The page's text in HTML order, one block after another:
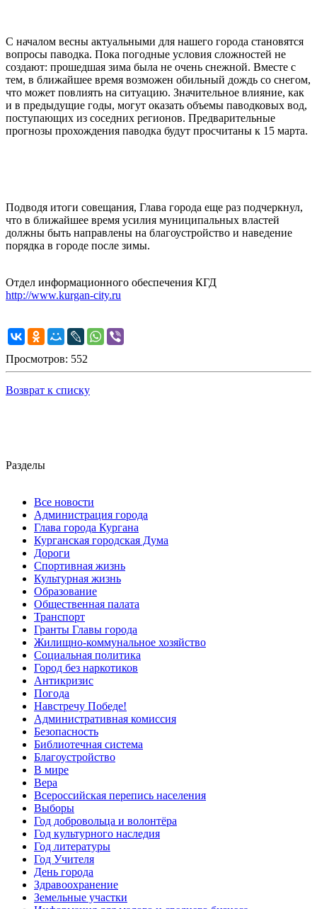
С началом весны актуальными для нашего города становятся
вопросы паводка. Пока погодные условия сложностей не
создают: прошедшая зима была не очень снежной. Вместе с
тем, в ближайшее время возможен обильный дождь со снегом,
что может повлиять на ситуацию. Значительное влияние, как
и в предыдущие годы, могут оказать объемы паводковых вод,
поступающих из соседних регионов. Предварительные
прогнозы прохождения паводка будут просчитаны к 15 марта.
Подводя итоги совещания, Глава города еще раз подчеркнул,
что в ближайшее время усилия муниципальных властей
должны быть направлены на благоустройство и наведение
порядка в городе после зимы.
Отдел информационного обеспечения КГД
http://www.kurgan-city.ru
Просмотров: 552
Возврат к списку
Разделы
Все новости
Администрация города
Глава города Кургана
Курганская городская Дума
Дороги
Спортивная жизнь
Культурная жизнь
Образование
Общественная палата
Транспорт
Гранты Главы города
Жилищно-коммунальное хозяйство
Социальная политика
Город без наркотиков
Антикризис
Погода
Навстречу Победе!
Административная комиссия
Безопасность
Библиотечная система
Благоустройство
В мире
Вера
Всероссийская перепись населения
Выборы
Год добровольца и волонтёра
Год культурного наследия
Год литературы
Год Учителя
День города
Здравоохранение
Земельные участки